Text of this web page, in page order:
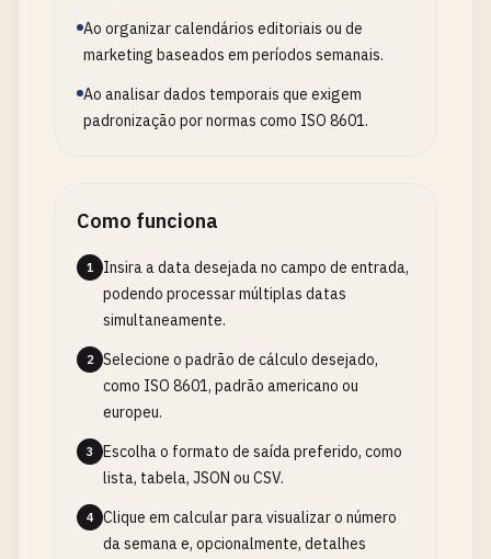
Ao organizar calendários editoriais ou de
marketing baseados em períodos semanais.
Ao analisar dados temporais que exigem
padronização por normas como ISO 8601.
Como funciona
1
Insira a data desejada no campo de entrada,
podendo processar múltiplas datas
simultaneamente.
2
Selecione o padrão de cálculo desejado,
como ISO 8601, padrão americano ou
europeu.
3
Escolha o formato de saída preferido, como
lista, tabela, JSON ou CSV.
4
Clique em calcular para visualizar o número
da semana e, opcionalmente, detalhes